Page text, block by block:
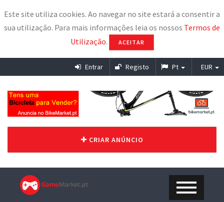
Este site utiliza cookies. Ao navegar no site estará a consentir a
sua utilização. Para mais informações leia os nossos Termos de
Utilização. ACEITAR
Entrar Registo Pt EUR
CRIAR ANÚNCIO